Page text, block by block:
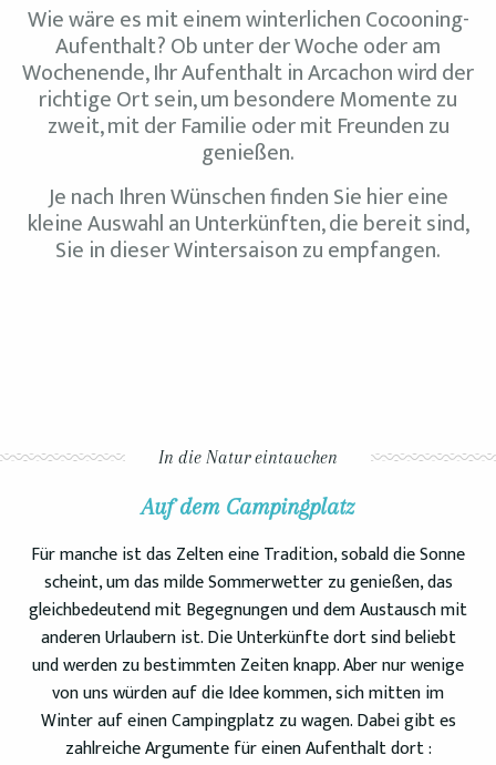
Wie wäre es mit einem winterlichen Cocooning-
Aufenthalt? Ob unter der Woche oder am
Wochenende, Ihr Aufenthalt in Arcachon wird der
richtige Ort sein, um besondere Momente zu
zweit, mit der Familie oder mit Freunden zu
genießen.
Je nach Ihren Wünschen finden Sie hier eine
kleine Auswahl an Unterkünften, die bereit sind,
Sie in dieser Wintersaison zu empfangen.
In die Natur eintauchen
Auf dem Campingplatz
Für manche ist das Zelten eine Tradition, sobald die Sonne
scheint, um das milde Sommerwetter zu genießen, das
gleichbedeutend mit Begegnungen und dem Austausch mit
anderen Urlaubern ist. Die Unterkünfte dort sind beliebt
und werden zu bestimmten Zeiten knapp. Aber nur wenige
von uns würden auf die Idee kommen, sich mitten im
Winter auf einen Campingplatz zu wagen. Dabei gibt es
zahlreiche Argumente für einen Aufenthalt dort :